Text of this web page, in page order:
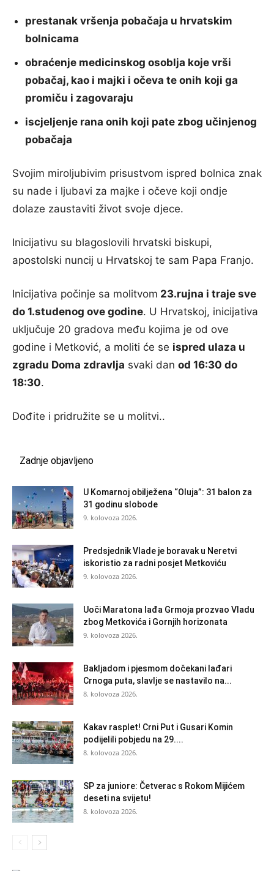
prestanak vršenja pobačaja u hrvatskim
bolnicama
obraćenje medicinskog osoblja koje vrši
pobačaj, kao i majki i očeva te onih koji ga
promiču i zagovaraju
iscjeljenje rana onih koji pate zbog učinjenog
pobačaja
Svojim miroljubivim prisustvom ispred bolnica znak
su nade i ljubavi za majke i očeve koji ondje
dolaze zaustaviti život svoje djece.
Inicijativu su blagoslovili hrvatski biskupi,
apostolski nuncij u Hrvatskoj te sam Papa Franjo.
Inicijativa počinje sa molitvom 23.rujna i traje sve
do 1.studenog ove godine. U Hrvatskoj, inicijativa
uključuje 20 gradova među kojima je od ove
godine i Metković, a moliti će se ispred ulaza u
zgradu Doma zdravlja svaki dan od 16:30 do
18:30.
Dođite i pridružite se u molitvi..
Zadnje objavljeno
U Komarnoj obilježena “Oluja”: 31 balon za
31 godinu slobode
9. kolovoza 2026.
Predsjednik Vlade je boravak u Neretvi
iskoristio za radni posjet Metkoviću
9. kolovoza 2026.
Uoči Maratona lađa Grmoja prozvao Vladu
zbog Metkovića i Gornjih horizonata
9. kolovoza 2026.
Bakljadom i pjesmom dočekani lađari
Crnoga puta, slavlje se nastavilo na...
8. kolovoza 2026.
Kakav rasplet! Crni Put i Gusari Komin
podijelili pobjedu na 29....
8. kolovoza 2026.
SP za juniore: Četverac s Rokom Mijićem
deseti na svijetu!
8. kolovoza 2026.